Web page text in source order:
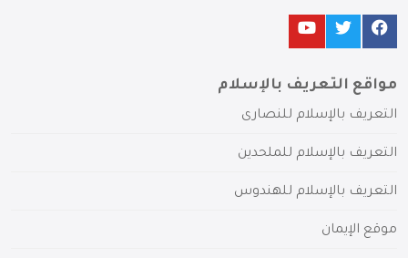
مواقع التعريف بالإسلام
التعريف بالإسلام للنصارى
التعريف بالإسلام للملحدين
التعريف بالإسلام للهندوس
موقع الإيمان